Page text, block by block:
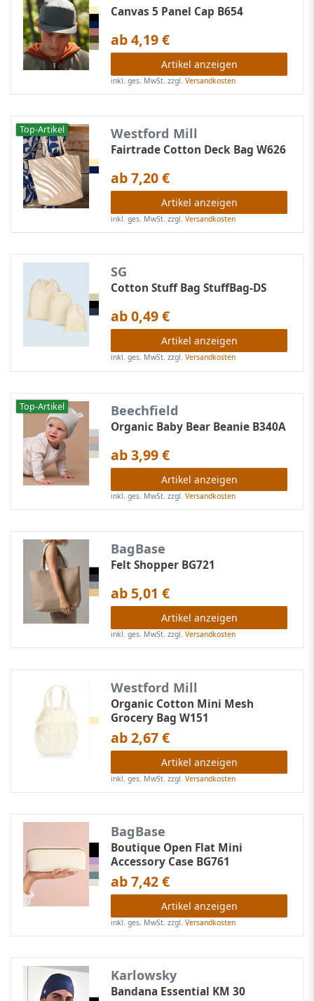
Canvas 5 Panel Cap B654
ab 4,19 €
Artikel anzeigen
inkl. ges. MwSt. zzgl.Versandkosten
Top-Artikel Westford Mill
Fairtrade Cotton Deck Bag W626
ab 7,20 €
Artikel anzeigen
inkl. ges. MwSt. zzgl.Versandkosten
SG
Cotton Stuff Bag StuffBag-DS
ab 0,49 €
Artikel anzeigen
inkl. ges. MwSt. zzgl.Versandkosten
Top-Artikel Beechfield
Organic Baby Bear Beanie B340A
ab 3,99 €
Artikel anzeigen
inkl. ges. MwSt. zzgl.Versandkosten
BagBase
Felt Shopper BG721
ab 5,01 €
Artikel anzeigen
inkl. ges. MwSt. zzgl.Versandkosten
Westford Mill
Organic Cotton Mini Mesh
Grocery Bag W151
ab 2,67 €
Artikel anzeigen
inkl. ges. MwSt. zzgl.Versandkosten
BagBase
Boutique Open Flat Mini
Accessory Case BG761
ab 7,42 €
Artikel anzeigen
inkl. ges. MwSt. zzgl.Versandkosten
Karlowsky
Bandana Essential KM 30